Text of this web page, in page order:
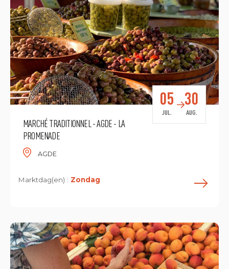
MARCHÉ TRADITIONNEL - AGDE - LA
PROMENADE
AGDE
05
JUL.
30
AUG.
Marktdag(en) : Zondag